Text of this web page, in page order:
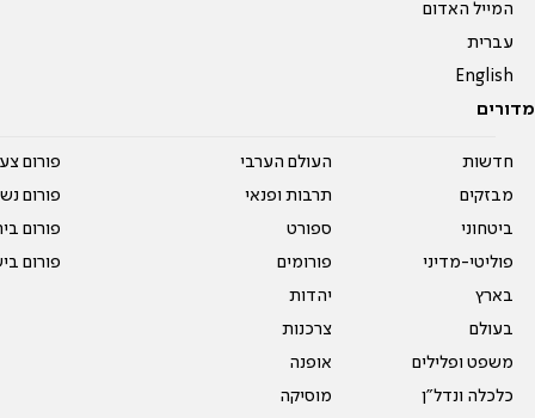
המייל האדום
עברית
English
מדורים
חדשות
מבזקים
ביטחוני
פוליטי-מדיני
בארץ
בעולם
משפט ופלילים
כלכלה ונדל"ן
העולם הערבי
תרבות ופנאי
ספורט
פורומים
יהדות
צרכנות
אופנה
מוסיקה
פורום
פורום
פורום
פורום